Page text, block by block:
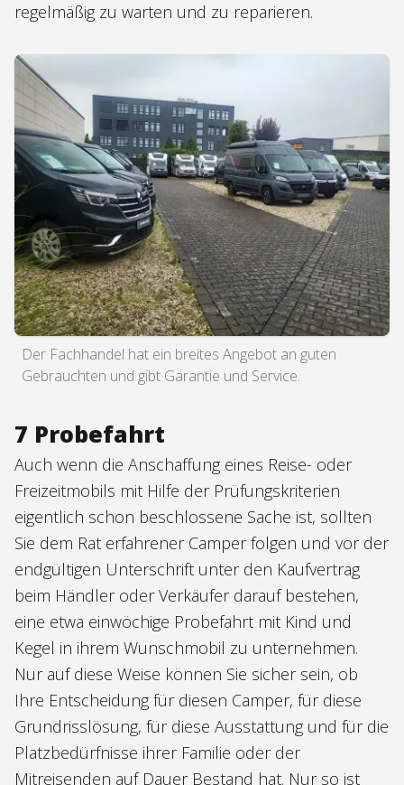
regelmäßig zu warten und zu reparieren.
Der Fachhandel hat ein breites Angebot an guten
Gebrauchten und gibt Garantie und Service.
7 Probefahrt
Auch wenn die Anschaffung eines Reise- oder
Freizeitmobils mit Hilfe der Prüfungskriterien
eigentlich schon beschlossene Sache ist, sollten
Sie dem Rat erfahrener Camper folgen und vor der
endgültigen Unterschrift unter den Kaufvertrag
beim Händler oder Verkäufer darauf bestehen,
eine etwa einwöchige Probefahrt mit Kind und
Kegel in ihrem Wunschmobil zu unternehmen.
Nur auf diese Weise können Sie sicher sein, ob
Ihre Entscheidung für diesen Camper, für diese
Grundrisslösung, für diese Ausstattung und für die
Platzbedürfnisse ihrer Familie oder der
Mitreisenden auf Dauer Bestand hat. Nur so ist